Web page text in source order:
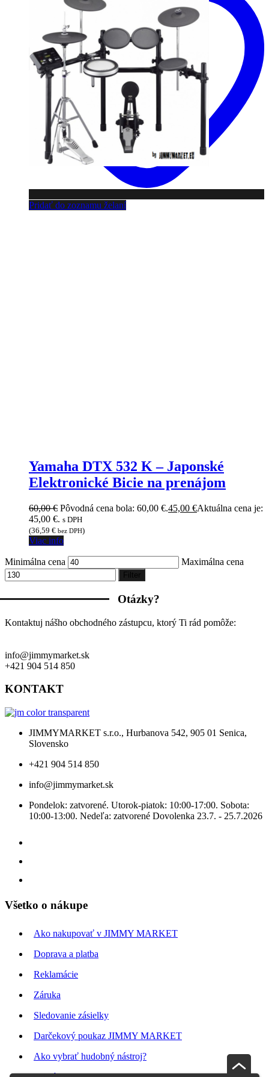
Pridať do zoznamu želaní
Yamaha DTX 532 K – Japonské
Elektronické Bicie na prenájom
60,00€ Pôvodná cena bola: 60,00 €.45,00 €Aktuálna cena je:
45,00 €. s DPH
(36,59 € bez DPH)
Viac info
Minimálna cena Maximálna cena
Filter
Otázky?
Kontaktuj nášho obchodného zástupcu, ktorý Ti rád pomôže:
info@jimmymarket.sk
+421 904 514 850
KONTAKT
JIMMYMARKET s.r.o., Hurbanova 542, 905 01 Senica,
Slovensko
+421 904 514 850
info@jimmymarket.sk
Pondelok: zatvorené. Utorok-piatok: 10:00-17:00. Sobota:
10:00-13:00. Nedeľa: zatvorené Dovolenka 23.7. - 25.7.2026
Všetko o nákupe
Ako nakupovať v JIMMY MARKET
Doprava a platba
Reklamácie
Záruka
Sledovanie zásielky
Darčekový poukaz JIMMY MARKET
Ako vybrať hudobný nástroj?